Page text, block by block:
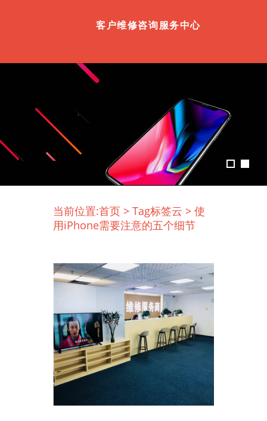
客户维修咨询服务中心
当前位置:首页 > Tag标签云 > 使
用iPhone需要注意的五个细节